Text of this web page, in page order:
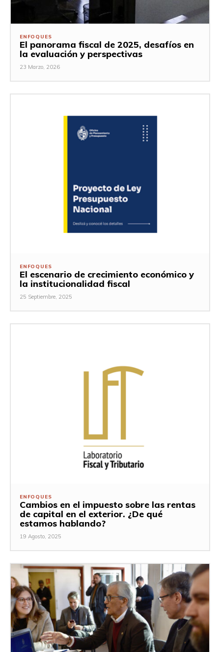
ENFOQUES
El panorama fiscal de 2025, desafíos en
la evaluación y perspectivas
23 Marzo, 2026
ENFOQUES
El escenario de crecimiento económico y
la institucionalidad fiscal
25 Septiembre, 2025
ENFOQUES
Cambios en el impuesto sobre las rentas
de capital en el exterior. ¿De qué
estamos hablando?
19 Agosto, 2025